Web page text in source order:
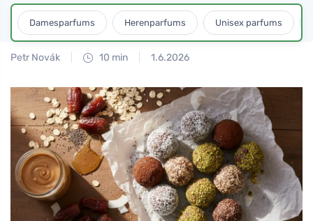
Damesparfums Herenparfums Unisex parfums
Petr Novák 10 min 1.6.2026